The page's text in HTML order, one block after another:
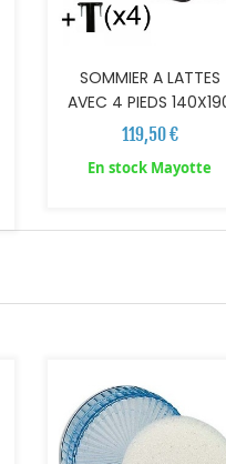
SOMMIER A LATTES
AVEC 4 PIEDS
119,50 €
En stock Mayotte